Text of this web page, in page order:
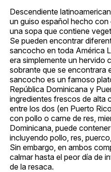
Descendiente
un guiso español hecho
una sopa que contiene
Se pueden encontrar
sancocho en toda América
era simplemente un hervido
sobrante que se encontrara
sancocho es un famoso
República Dominicana y
ingredientes frescos de alta
entre los dos (en Puerto
con pollo o carne de res,
Dominicana, puede
incluyendo pollo, res,
Sin embargo, en ambos
calmar hasta el peor día de
de la resaca.